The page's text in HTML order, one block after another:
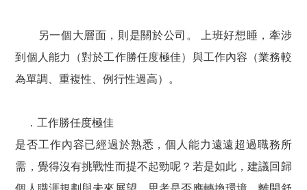
另一個大層面，則是關於公司。 上班好想睡，牽涉
到個人能力（對於工作勝任度極佳）與工作內容（業務較
為單調、重複性、例行性過高）。
．工作勝任度極佳
是否工作內容已經過於熟悉，個人能力遠遠超過職務所
需，覺得沒有挑戰性而提不起勁呢？若是如此，建議回歸